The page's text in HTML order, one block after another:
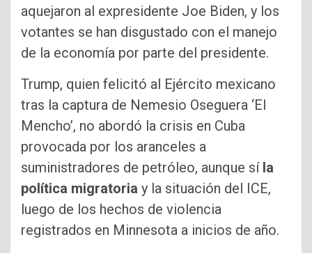
aquejaron al expresidente Joe Biden, y los
votantes se han disgustado con el manejo
de la economía por parte del presidente.
Trump, quien felicitó al Ejército mexicano
tras la captura de Nemesio Oseguera ‘El
Mencho’, no abordó la crisis en Cuba
provocada por los aranceles a
suministradores de petróleo, aunque sí la
política migratoria y la situación del ICE,
luego de los hechos de violencia
registrados en Minnesota a inicios de año.